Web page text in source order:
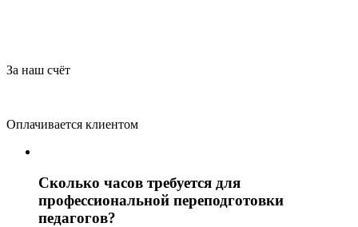
За наш счёт
Оплачивается клиентом
Сколько часов требуется для
профессиональной переподготовки
педагогов?